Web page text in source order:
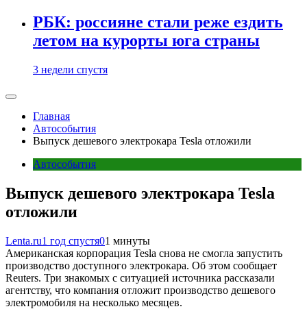
РБК: россияне стали реже ездить
летом на курорты юга страны
3 недели спустя
Главная
Автособытия
Выпуск дешевого электрокара Tesla отложили
Автособытия
Выпуск дешевого электрокара Tesla
отложили
Lenta.ru1 год спустя01 минуты
Американская корпорация Tesla снова не смогла запустить
производство доступного электрокара. Об этом сообщает
Reuters. Три знакомых с ситуацией источника рассказали
агентству, что компания отложит производство дешевого
электромобиля на несколько месяцев.